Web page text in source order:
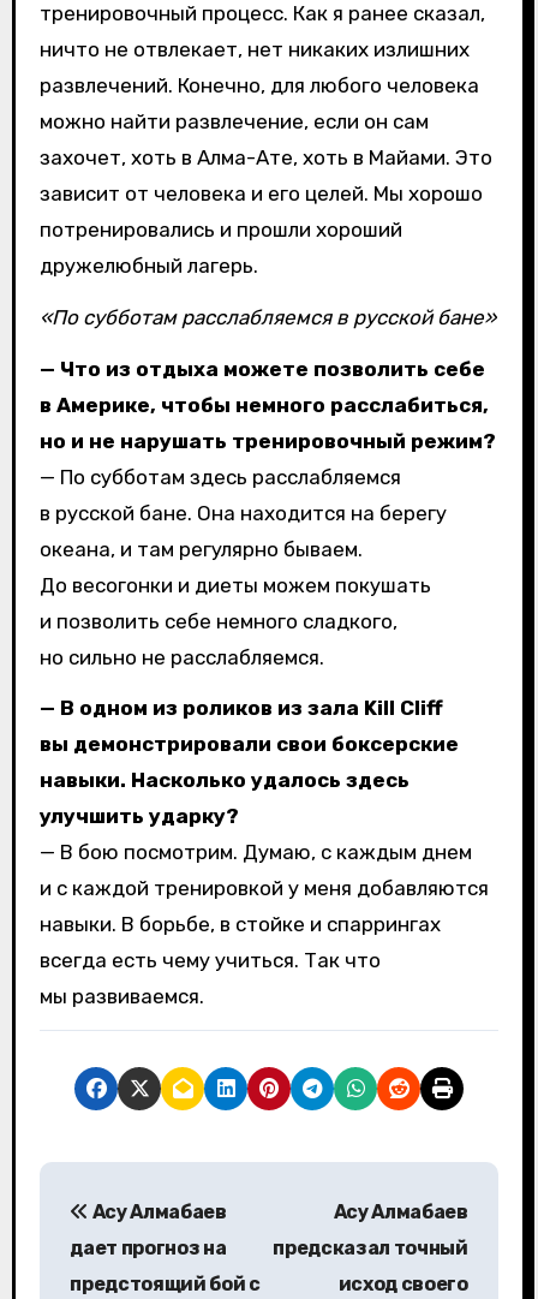
тренировочный процесс. Как я ранее сказал,
ничто не отвлекает, нет никаких излишних
развлечений. Конечно, для любого человека
можно найти развлечение, если он сам
захочет, хоть в Алма-Ате, хоть в Майами. Это
зависит от человека и его целей. Мы хорошо
потренировались и прошли хороший
дружелюбный лагерь.
«По субботам расслабляемся в русской бане»
— Что из отдыха можете позволить себе
в Америке, чтобы немного расслабиться,
но и не нарушать тренировочный режим?
— По субботам здесь расслабляемся
в русской бане. Она находится на берегу
океана, и там регулярно бываем.
До весогонки и диеты можем покушать
и позволить себе немного сладкого,
но сильно не расслабляемся.
— В одном из роликов из зала Kill Cliff
вы демонстрировали свои боксерские
навыки. Насколько удалось здесь
улучшить ударку?
— В бою посмотрим. Думаю, с каждым днем
и с каждой тренировкой у меня добавляются
навыки. В борьбе, в стойке и спаррингах
всегда есть чему учиться. Так что
мы развиваемся.
Н
Асу Алмабаев
дает прогноз на
предстоящий бой с
Асу Алмабаев
предсказал точный
исход своего